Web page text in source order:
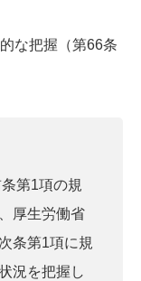
な把握（第66条
第1項の規
厚生労働省
条第1項に規
況を把握し